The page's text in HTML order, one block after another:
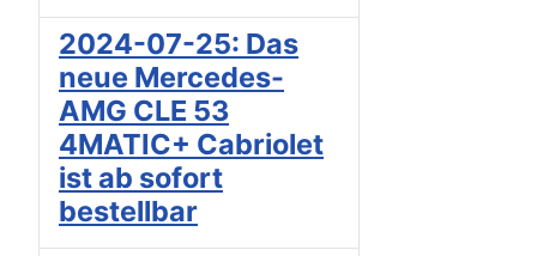
2024-07-25: Das
neue Mercedes-
AMG CLE 53
4MATIC+ Cabriolet
ist ab sofort
bestellbar